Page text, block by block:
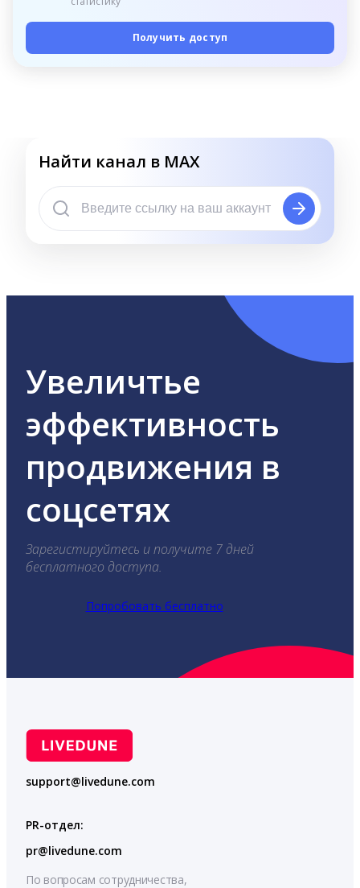
Получить доступ
Найти канал в MAX
Увеличтье
эффективность
продвижения в
соцсетях
Зарегистируйтесь и получите 7 дней
бесплатного доступа.
Попробовать бесплатно
support@livedune.com
PR-отдел:
pr@livedune.com
По вопросам сотрудничества,